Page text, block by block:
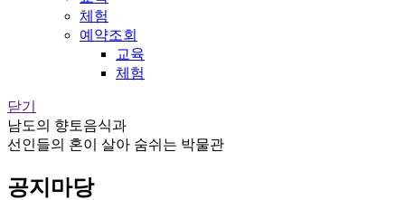
체험
예약조회
교육
체험
닫기
남도의 향토음식과
선인들의 혼이 살아 숨쉬는 박물관
공지마당